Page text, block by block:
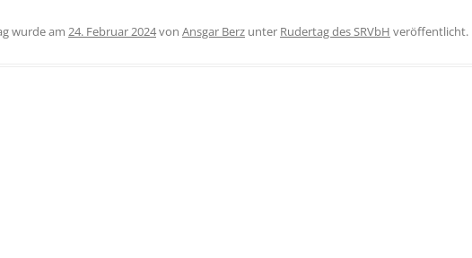
wurde am 24. Februar 2024von Ansgar Berz unter Rudertag des SRVbH veröffentlicht.